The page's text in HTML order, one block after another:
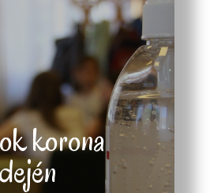
korona